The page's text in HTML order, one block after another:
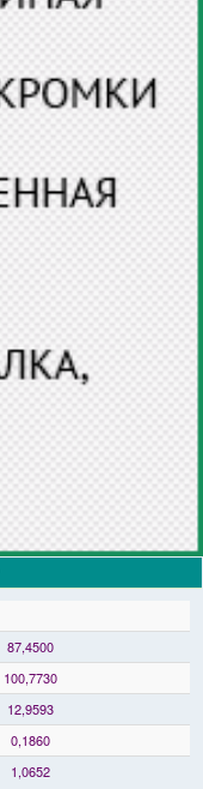
87,4500
100,7730
12,9593
0,1860
1,0652